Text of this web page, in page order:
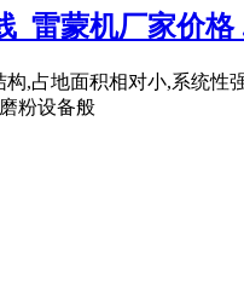
_雷蒙机厂家价格
,占地面积相对小,系统
粉设备般